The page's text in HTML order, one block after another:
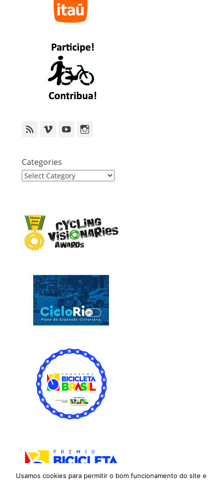
Feed VimeoYouTube
Categories
Categories
Usamos cookies para permitir o bom funcionamento do site e